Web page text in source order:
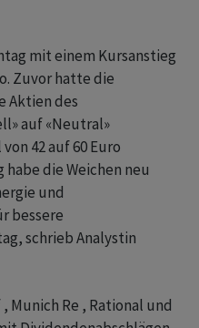
mit einem Kursanstieg
Zuvor hatte die
Aktien des
auf «Neutral»
42 auf 60 Euro
die Weichen neu
und
bessere
schrieb Analystin
Munich Re , Rational und